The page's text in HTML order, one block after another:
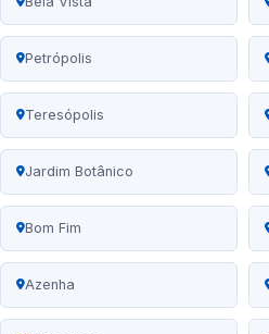
Petrópolis
Teresópolis
Jardim Botânico
Bom Fim
Azenha